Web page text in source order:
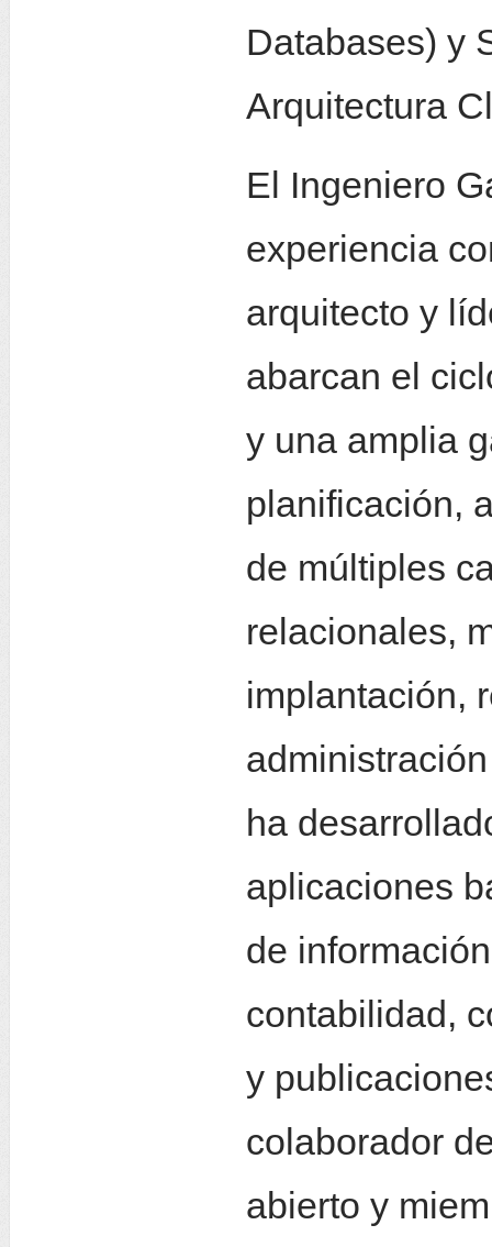
Databases) y
Arquitectura
El Ingeniero
experiencia
arquitecto y
abarcan el
y una amplia
planificación,
de múltiples
relacionales,
implantación,
ha
aplicaciones
de
contabilidad,
y
colaborador
abierto y